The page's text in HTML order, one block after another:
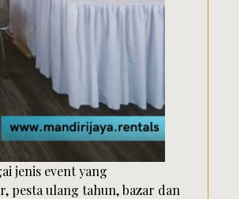
jenis event yang
pesta ulang tahun, bazar dan